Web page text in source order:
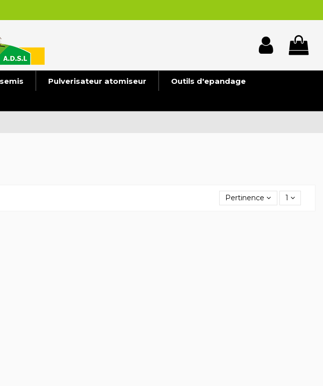
Pulverisateur atomiseur Outils d'epandage
Pertinence 1